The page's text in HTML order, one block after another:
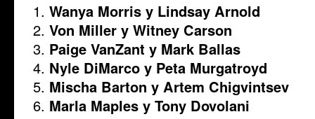
Wanya Morris y Lindsay Arnold
Von Miller y Witney Carson
Paige VanZant y Mark Ballas
Nyle DiMarco y Peta Murgatroyd
Mischa Barton y Artem Chigvintsev
Marla Maples y Tony Dovolani